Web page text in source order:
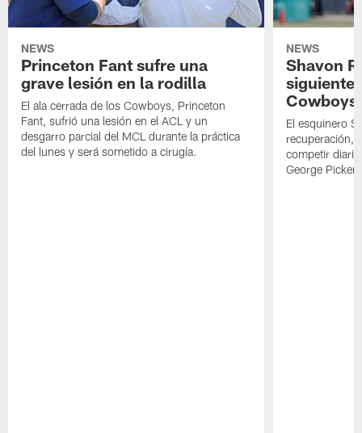
NEWS
Princeton Fant sufre una
grave lesión en la rodilla
El ala cerrada de los Cowboys, Princeton
Fant, sufrió una lesión en el ACL y un
desgarro parcial del MCL durante la práctica
del lunes y será sometido a cirugía.
NEWS
Shavon
siguiente
Cowboys
El esquinero
recuperación,
competir
George